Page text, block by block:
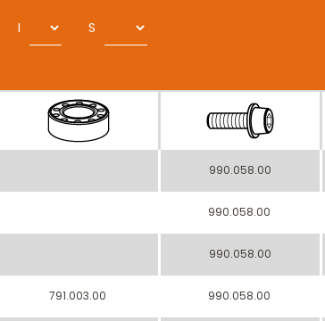
I S
990.058.00
990.058.00
990.058.00
791.003.00 990.058.00